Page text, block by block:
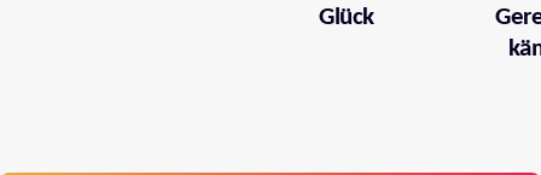
Glück